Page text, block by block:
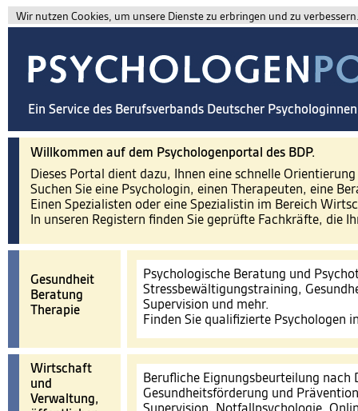
Wir nutzen Cookies, um unsere Dienste zu erbringen und zu
Ein Service des Berufsverbands Deutscher
Willkommen auf dem Psychologenportal des BDP.
Dieses Portal dient dazu, Ihnen eine schnelle
Suchen Sie eine Psychologin, einen Therapeuten, eine
Einen Spezialisten oder eine Spezialistin im Bereich
In unseren Registern finden Sie geprüfte Fachkräfte, die
Gesundheit
Beratung
Therapie
Psychologische Beratung und
Stressbewältigungstraining,
Supervision und mehr.
Finden Sie qualifizierte Psychologen
Wirtschaft
und
Verwaltung,
Berufliche Eignungsbeurteilung nach
Gesundheitsförderung und